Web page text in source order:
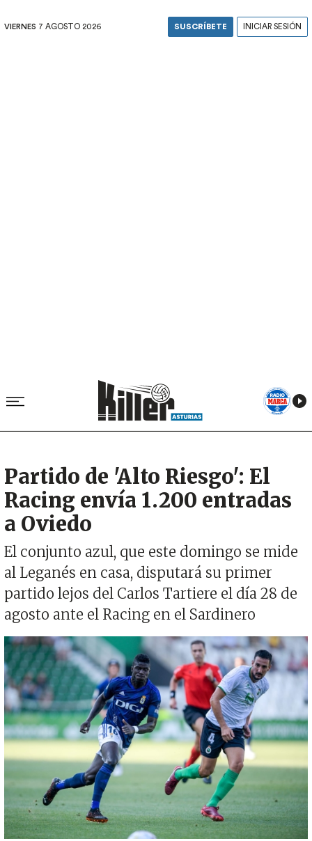
VIERNES 7 AGOSTO 2026 SUSCRÍBETE INICIAR SESIÓN
Partido de 'Alto Riesgo': El
Racing envía 1.200 entradas
a Oviedo
El conjunto azul, que este domingo se mide
al Leganés en casa, disputará su primer
partido lejos del Carlos Tartiere el día 28 de
agosto ante el Racing en el Sardinero
Imagen